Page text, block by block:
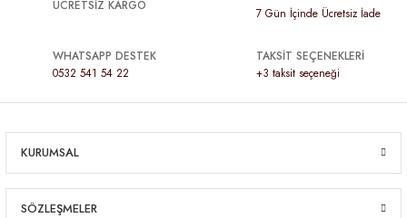
ÜCRETSİZ KARGO
7 Gün İçinde Ücretsiz İade
WHATSAPP DESTEK
0532 541 54 22
TAKSİT SEÇENEKLERİ
+3 taksit seçeneği
KURUMSAL
SÖZLEŞMELER